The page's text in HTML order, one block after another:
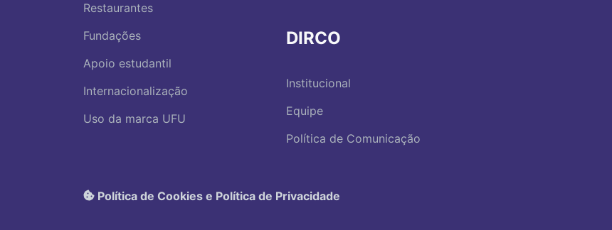
Restaurantes
Fundações
Apoio estudantil
Internacionalização
Uso da marca UFU
DIRCO
Institucional
Equipe
Política de Comunicação
Política de Cookies e Política de Privacidade